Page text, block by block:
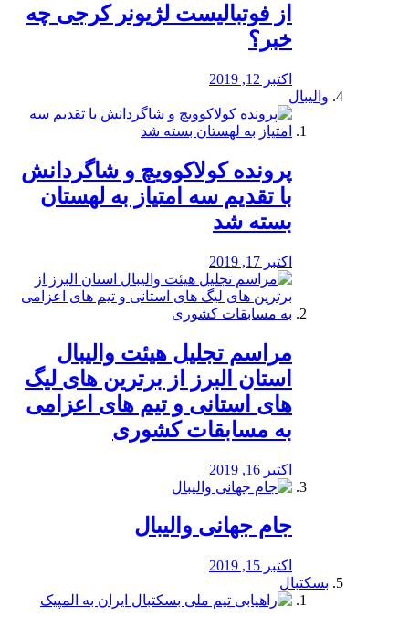
از فوتبالیست لژیونر کرجی چه
خبر؟
اکتبر 12, 2019
والیبال
پرونده کولاکوویچ و شاگردانش
با تقدیم سه امتیاز به لهستان
بسته شد
اکتبر 17, 2019
مراسم تجلیل هیئت والیبال
استان البرز از برترین های لیگ
های استانی و تیم های اعزامی
به مسابقات کشوری
اکتبر 16, 2019
جام جهانی والیبال
اکتبر 15, 2019
بسکتبال